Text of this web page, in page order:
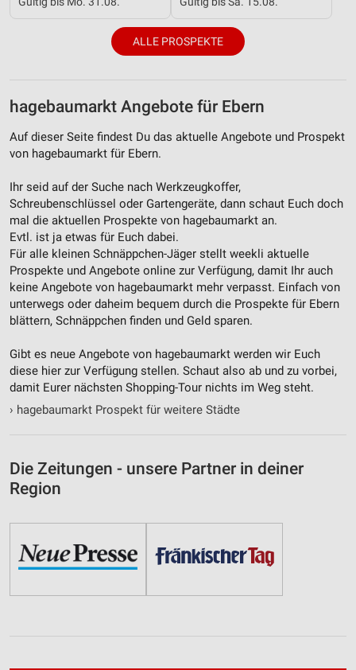
ALLE PROSPEKTE
hagebaumarkt Angebote für Ebern
Auf dieser Seite findest Du das aktuelle Angebote und Prospekt
von hagebaumarkt für Ebern.
Ihr seid auf der Suche nach Werkzeugkoffer,
Schreubenschlüssel oder Gartengeräte, dann schaut Euch doch
mal die aktuellen Prospekte von hagebaumarkt an.
Evtl. ist ja etwas für Euch dabei.
Für alle kleinen Schnäppchen-Jäger stellt weekli aktuelle
Prospekte und Angebote online zur Verfügung, damit Ihr auch
keine Angebote von hagebaumarkt mehr verpasst. Einfach von
unterwegs oder daheim bequem durch die Prospekte für Ebern
blättern, Schnäppchen finden und Geld sparen.
Gibt es neue Angebote von hagebaumarkt werden wir Euch
diese hier zur Verfügung stellen. Schaut also ab und zu vorbei,
damit Eurer nächsten Shopping-Tour nichts im Weg steht.
› hagebaumarkt Prospekt für weitere Städte
Die Zeitungen - unsere Partner in deiner
Region
Verwendung genauer Standortdaten
Geräte anhand von aktiv angeforderten
Informationen identifizieren
Notwendig
Performance
Werbung